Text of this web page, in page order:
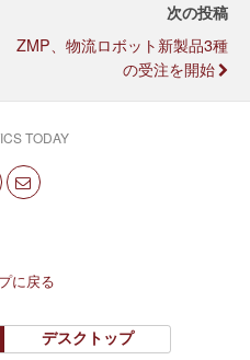
次の投稿
ZMP、物流ロボット新製品3種
の受注を開始
TODAY
に戻る
デスクトップ